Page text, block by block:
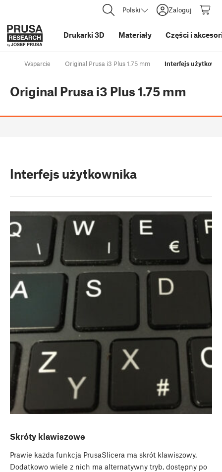
Polski Zaloguj
Drukarki 3D Materiały Części i
Wsparcie Original Prusa i3 Plus 1.75 mm Interfejs
Original Prusa i3 Plus 1.75 mm
Interfejs użytkownika
Skróty klawiszowe
Prawie każda funkcja PrusaSlicera ma skrót klawiszowy.
Dodatkowo wiele z nich ma alternatywny tryb, dostępny po